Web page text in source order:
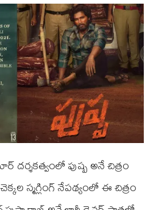
దర్శకత్వంలో పుష్ప అనే చిత్రం
స్మగ్లింగ్ నేపథ్యంలో ఈ చిత్రం